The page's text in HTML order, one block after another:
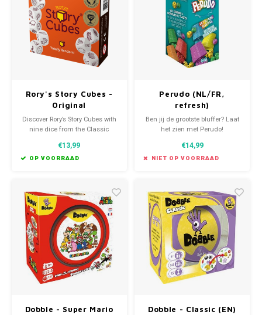
Favorieten van Siebe
Rory's Story Cubes -
Original
Discover Rory’s Story Cubes with
nine dice from the Classic
symbols appear. Use them to tell
your story!
€13,99
OP VOORRAAD
Perudo (NL/FR,
refresh)
Ben jij de grootste bluffer? Laat
het zien met Perudo!
€14,99
NIET OP VOORRAAD
Dobble - Super Mario
Dobble - Classic (EN)